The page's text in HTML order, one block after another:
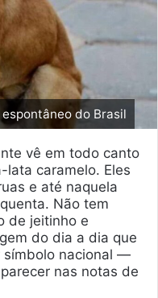
do Brasil
vê em todo canto
lata caramelo. Eles
e até naquela
Não tem
de jeitinho e
do dia a dia que
símbolo nacional —
nas notas de